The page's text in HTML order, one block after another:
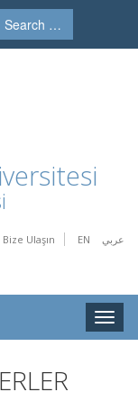
Search …
Bize Ulaşın EN عربي
Toggle